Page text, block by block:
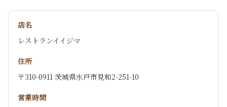
店名
レストランイイジマ
住所
〒310-0911 茨城県水戸市見和2-251-10
営業時間